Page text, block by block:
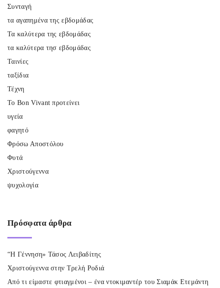
Συνταγή
τα αγαπημένα της εβδομάδας
Τα καλύτερα της εβδομάδας
τα καλύτερα τησ εβδομάδας
Ταινίες
ταξίδια
Τέχνη
Το Bon Vivant προτείνει
υγεία
φαγητό
Φρόσω Αποστόλου
Φυτά
Χριστούγεννα
ψυχολογία
Πρόσφατα άρθρα
“Η Γέννηση» Τάσος Λειβαδίτης
Χριστούγεννα στην Τρελή Ροδιά
Από τι είμαστε φτιαγμένοι – ένα ντοκιμαντέρ του Σιαμάκ Ετεμάντη